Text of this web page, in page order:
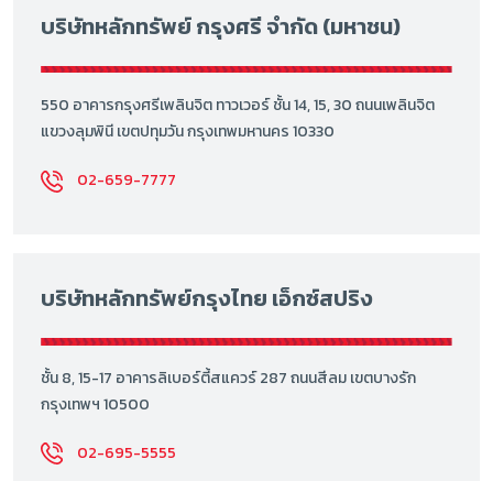
บริษัทหลักทรัพย์ กรุงศรี จำกัด (มหาชน)
550 อาคารกรุงศรีเพลินจิต ทาวเวอร์ ชั้น 14, 15, 30 ถนนเพลินจิต
แขวงลุมพินี เขตปทุมวัน กรุงเทพมหานคร 10330
02-659-7777
บริษัทหลักทรัพย์กรุงไทย เอ็กซ์สปริง
ชั้น 8, 15-17 อาคารลิเบอร์ตี้สแควร์ 287 ถนนสีลม เขตบางรัก
กรุงเทพฯ 10500
02-695-5555